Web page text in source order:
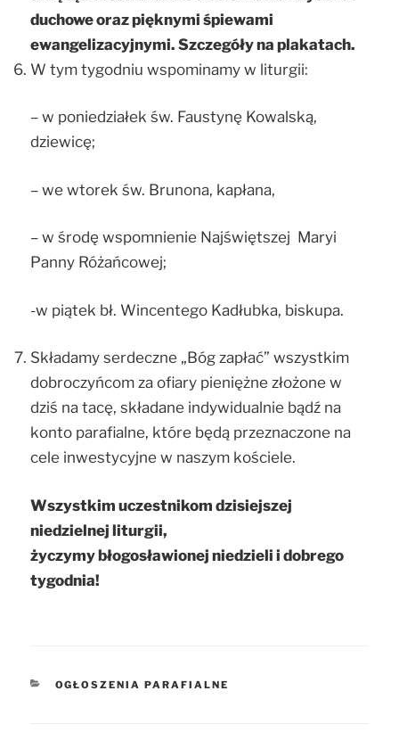
duchowe oraz pięknymi śpiewami
ewangelizacyjnymi. Szczegóły na plakatach.
W tym tygodniu wspominamy w liturgii:
– w poniedziałek św. Faustynę Kowalską,
dziewicę;
– we wtorek św. Brunona, kapłana,
– w środę wspomnienie Najświętszej Maryi
Panny Różańcowej;
-w piątek bł. Wincentego Kadłubka, biskupa.
Składamy serdeczne „Bóg zapłać” wszystkim
dobroczyńcom za ofiary pieniężne złożone w
dziś na tacę, składane indywidualnie bądź na
konto parafialne, które będą przeznaczone na
cele inwestycyjne w naszym kościele.
Wszystkim uczestnikom dzisiejszej
niedzielnej liturgii,
życzymy błogosławionej niedzieli i dobrego
tygodnia!
KATEGORIE
OGŁOSZENIA PARAFIALNE